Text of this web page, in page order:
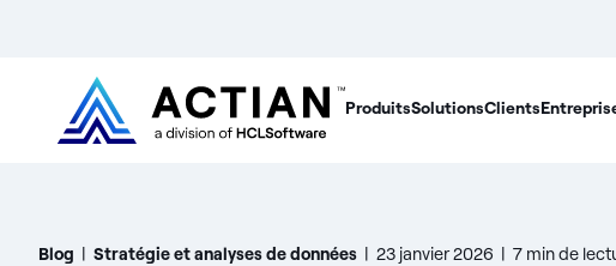
ProduitsSolutionsClients
Blog | Stratégie et analyses de données | 23 janvier 2026 | 7 min de